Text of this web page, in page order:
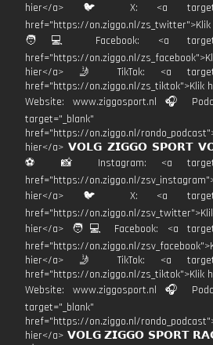
hier</a> 🐦 X: <a
href="https://on.ziggo.nl/
🧑💻 Facebook: <a
href="https://on.ziggo.nl/
hier</a> 🤳 TikTok: <a
href="https://on.ziggo.nl/zs_tiktok">Klik
Website: www.ziggosport.nl 🎧
target="_blank"
href="https://on.ziggo.nl/
hier</a> 𝗩𝗢𝗟𝗚 𝗭𝗜𝗚𝗚𝗢 𝗦𝗣𝗢𝗥𝗧
⚽️ 📸 Instagram: <a
href="https://on.ziggo.nl/
hier</a> 🐦 X: <a
href="https://on.ziggo.nl/
hier</a> 🧑💻 Facebook: <a
href="https://on.ziggo.nl/
hier</a> 🤳 TikTok: <a
href="https://on.ziggo.nl/zs_tiktok">Klik
Website: www.ziggosport.nl 🎧
target="_blank"
href="https://on.ziggo.nl/
hier</a> 𝗩𝗢𝗟𝗚 𝗭𝗜𝗚𝗚𝗢 𝗦𝗣𝗢𝗥𝗧